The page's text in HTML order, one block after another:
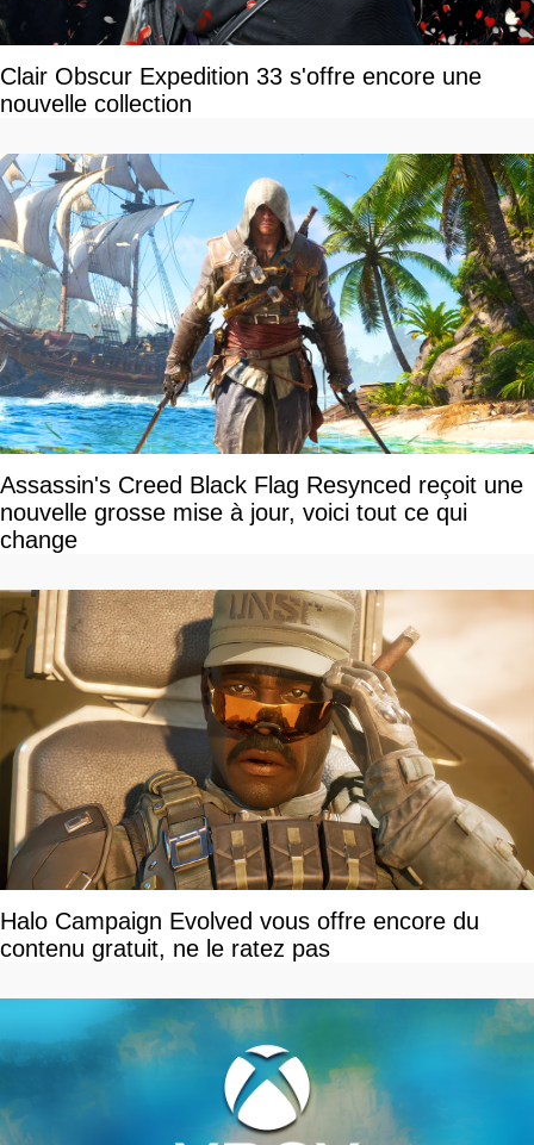
Clair Obscur Expedition 33 s'offre encore une
nouvelle collection
Assassin's Creed Black Flag Resynced reçoit une
nouvelle grosse mise à jour, voici tout ce qui
change
Halo Campaign Evolved vous offre encore du
contenu gratuit, ne le ratez pas